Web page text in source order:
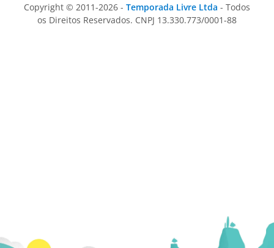
Copyright © 2011-2026 - Temporada Livre Ltda - Todos
os Direitos Reservados. CNPJ 13.330.773/0001-88